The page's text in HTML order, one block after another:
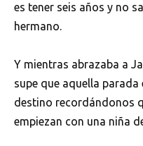
es tener seis años y no
hermano.
Y mientras abrazaba a
supe que aquella
destino recordándonos
empiezan con una niña